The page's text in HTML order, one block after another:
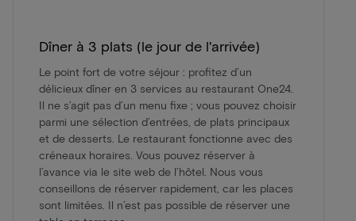
Dîner à 3 plats (le jour de l'arrivée)
Le point fort de votre séjour : profitez d’un
délicieux dîner en 3 services au restaurant One24.
Il ne s’agit pas d’un menu fixe ; vous pouvez choisir
parmi une sélection d’entrées, de plats principaux
et de desserts. Le restaurant fonctionne avec des
créneaux horaires. Vous pouvez réserver à
l’avance via le site web de l’hôtel. Nous vous
conseillons de réserver rapidement, car les places
sont limitées. Il n’est pas possible de réserver une